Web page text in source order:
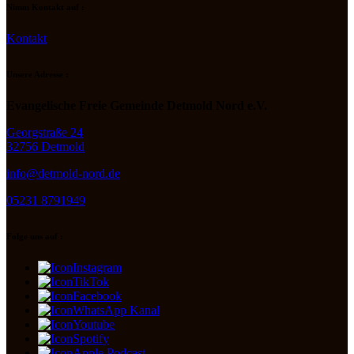
Kontakt
Georgstraße 24
32756 Detmold
info@detmold-nord.de
05231 8791949
Instagram
TikTok
Facebook
WhatsApp Kanal
Youtube
Spotify